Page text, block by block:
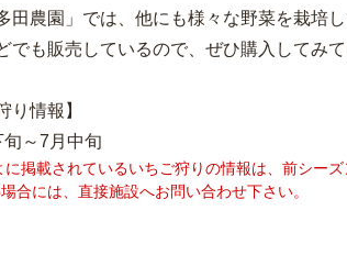
田農園」では、他にも様々な野菜を栽培
でも販売しているので、ぜひ購入してみて
り情報】
～7月中旬
掲載されているいちご狩りの情報は、前シー
合には、直接施設へお問い合わせ下さい。